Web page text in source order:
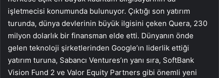
işletmecisi konumunda bulunuyor. Çıktığı son yatırım
turunda, dünya devlerinin büyük ilgisini çeken Quera, 230
milyon dolarlık bir finansman elde etti. Dünyanın önde
gelen teknoloji şirketlerinden Google’ın liderlik ettiği
yatırım turuna, Sabancı Ventures’ın yanı sıra, SoftBank
Vision Fund 2 ve Valor Equity Partners gibi önemli yeni